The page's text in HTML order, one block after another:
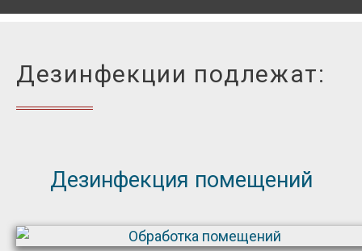
Дезинфекции подлежат:
Дезинфекция помещений